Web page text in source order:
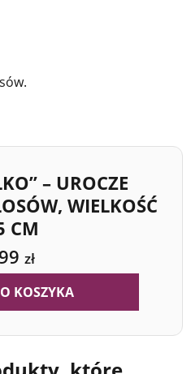
– UROCZE
WIELKOŚĆ
CM
zł
KOSZYKA